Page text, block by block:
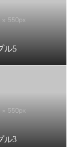
ル5
ル3